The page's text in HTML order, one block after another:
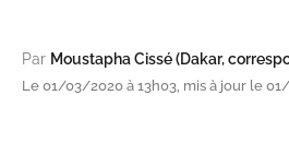
Par Moustapha Cissé (Dakar,
Le 01/03/2020 à 13h03, mis à jour le